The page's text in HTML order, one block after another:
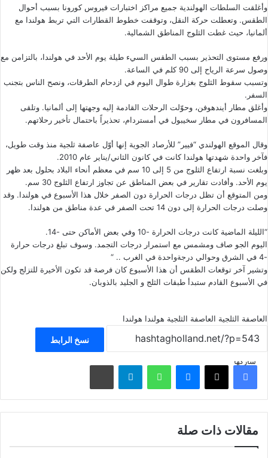
وأغلقت السلطات الهولندية جميع مراكز اختبارات فيروس كورونا بسبب أحوال
الطقس. وتعطلت حركة النقل، وتوقفت خطوط القطارات التي تربط هولندا مع
ألمانيا، حيث غطت الثلوج المناطق الشمالية.
ورفع مستوى التحذير بسبب الطقس السيء طيلة يوم الأحد في هولندا، بالتزامن مع
وصول سرعة الرياح إلى 90 كلم في الساعة.
وتسبب سقوط الثلوج بغزارة طوال اليوم في ازدحام الطرقات، ونصح الناس بتجنب
السفر.
وأغلق مطار أيندهوفن، وحوّلت الرحلات القادمة إليه وجهتها إلى ألمانيا. وتلقى
المسافرون في مطار سخيبول في أمستردام، تحذيراً باحتمال تأخير رحلاتهم.
وقال الموقع الهولندي “فيير” للأرصاد الجوية إنها أوّل عاصفة ثلجية منذ وقت طويل،
فآخر واحدة شهدتها هولندا كانت في كانون الثاني/يناير عام 2010.
وبلغت نسبة ارتفاع الثلوج من 5 إلى 10 سم في معظم أنحاء البلاد بحلول بعد ظهر
يوم الأحد. وأفادت تقارير في بعض المناطق عن تجاوز ارتفاع الثلوج 30 سم.
ومن المتوقع أن تظل درجات الحرارة دون الصفر خلال هذا الأسبوع في هولندا. وقد
وصلت درجات الحرارة إلى دون 14 تحت الصفر في عدة مناطق من هولندا.
“الليلة الماضية كانت درجات الحرارة -10 وفي بعض الأماكن حتى -14.
اليوم الجو صاف ومشمس مع استمرار درجات التجمد. وسوف تبلغ درجات حرارة
-4 في الشرق وحوالي درجةواحدة في الغرب .. “
وتشير آخر توقعات الطقس أن هذا الأسبوع كان فرصة قد تكون الأخيرة للتزلج ولكن
في الأسبوع القادم ستبدأ طبقات الثلج و الجليد بالذوبان.
العاصفة الثلجية العاصفة الثلجية هولندا هولندا
نسخ الرابط
شاركهافيسبوك ‫X ماسنجر واتساب تيلقرام مشاركة عبر البريد
مقالات ذات صلة